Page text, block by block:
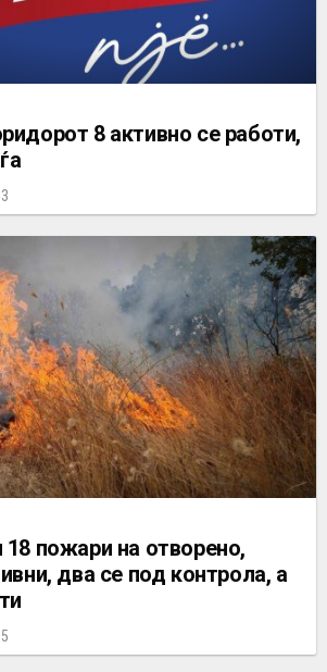
8 активно се работи,
18 пожари на отворено,
два се под контрола, а